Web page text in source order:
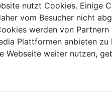
nutzt Cookies. Einige
vom Besucher nicht
werden von
Plattformen anbieten
Webseite weiter nutzen,